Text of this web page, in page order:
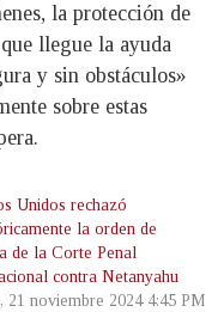
la protección de
llegue la ayuda
y sin obstáculos»
sobre estas
Unidos rechazó
la orden de
de la Corte Penal
contra Netanyahu
21 noviembre 2024 4:45 PM